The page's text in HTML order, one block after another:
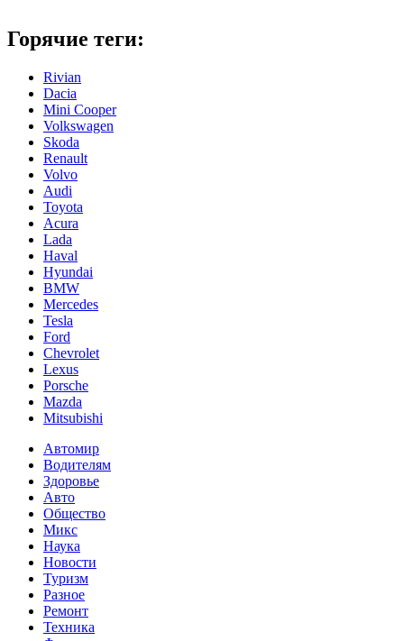
Горячие теги:
Rivian
Dacia
Mini Cooper
Volkswagen
Skoda
Renault
Volvo
Audi
Toyota
Acura
Lada
Haval
Hyundai
BMW
Mercedes
Tesla
Ford
Chevrolet
Lexus
Porsche
Mazda
Mitsubishi
Автомир
Водителям
Здоровье
Авто
Общество
Микс
Наука
Новости
Туризм
Разное
Ремонт
Техника